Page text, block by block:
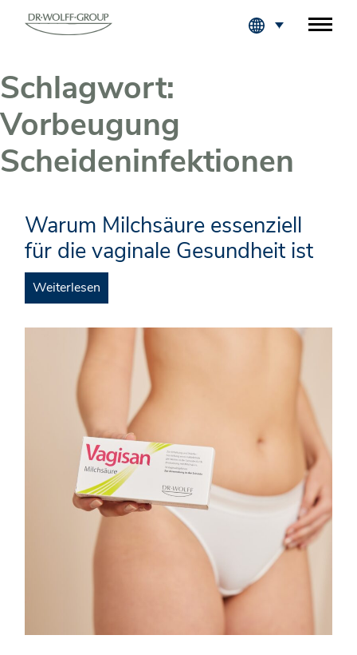
Schlagwort:
Vorbeugung
Scheideninfektionen
Warum Milchsäure essenziell
für die vaginale Gesundheit ist
Weiterlesen